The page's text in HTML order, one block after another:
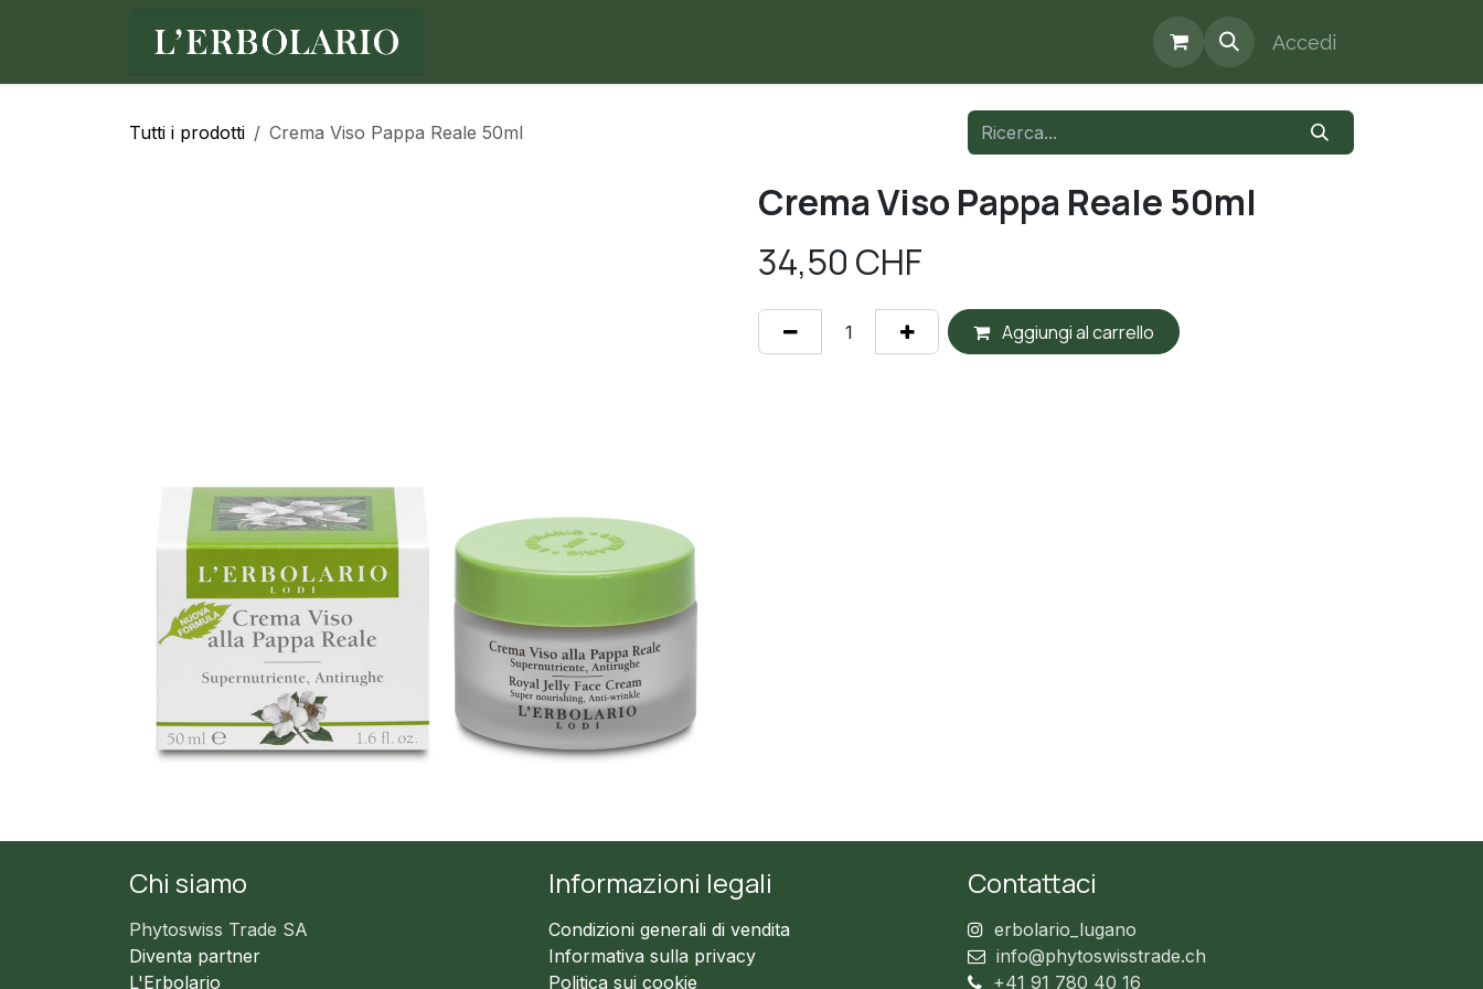
Accedi
Tutti i prodotti Crema Viso Pappa Reale 50ml
Crema Viso Pappa Reale 50ml
34,50 CHF
Aggiungi al carrello
Chi siamo
Phytoswiss Trade SA
Diventa partner
L'Erbolario
Informazioni legali
Condizioni generali di vendita
Informativa sulla privacy
Politica sui cookie
Contattaci
erbolario_lugano
info@phytoswisstrade.ch
+41 91 780 40 16